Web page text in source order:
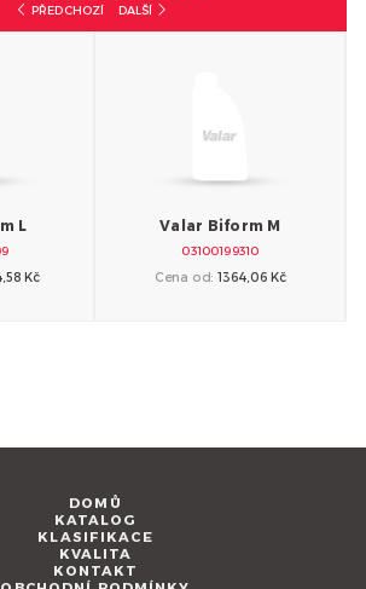
PŘEDCHOZÍ DALŠÍ
Valar Biform M
03100199310
Cena od:1364,06 Kč
DOMŮ
KATALOG
KLASIFIKACE
KVALITA
KONTAKT